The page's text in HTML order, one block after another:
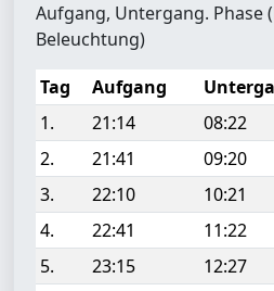
Aufgang, Untergang. Phase
Beleuchtung)
Tag
Aufgang
1.
21:14 08:22
2.
21:41 09:20
3.
22:10 10:21
4.
22:41 11:22
5.
23:15 12:27